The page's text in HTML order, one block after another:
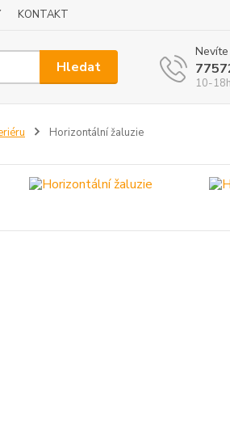
KONTAKT
Hledat
10-
Horizontální žaluzie